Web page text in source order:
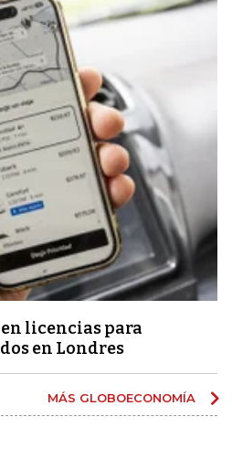
licencias para
​​en Londres
MÁS GLOBOECONOMÍA